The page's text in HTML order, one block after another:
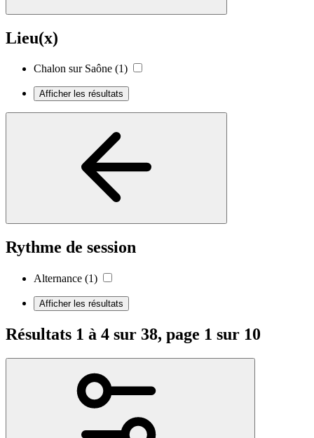
Lieu(x)
Chalon sur Saône (1)
Afficher les résultats
Rythme de session
Alternance (1)
Afficher les résultats
Résultats 1 à 4 sur 38, page 1 sur 10